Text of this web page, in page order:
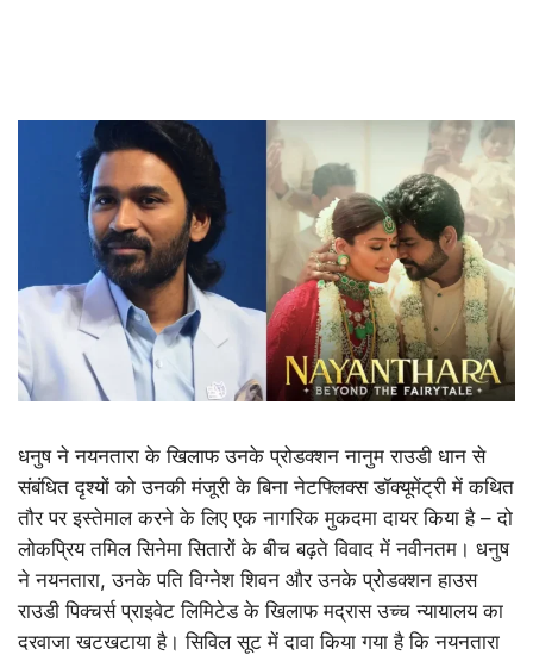
धनुष ने नयनतारा के खिलाफ उनके प्रोडक्शन नानुम राउडी धान से
संबंधित दृश्यों को उनकी मंजूरी के बिना नेटफ्लिक्स डॉक्यूमेंट्री में कथित
तौर पर इस्तेमाल करने के लिए एक नागरिक मुकदमा दायर किया है – दो
लोकप्रिय तमिल सिनेमा सितारों के बीच बढ़ते विवाद में नवीनतम। धनुष
ने नयनतारा, उनके पति विग्नेश शिवन और उनके प्रोडक्शन हाउस
राउडी पिक्चर्स प्राइवेट लिमिटेड के खिलाफ मद्रास उच्च न्यायालय का
दरवाजा खटखटाया है। सिविल सूट में दावा किया गया है कि नयनतारा